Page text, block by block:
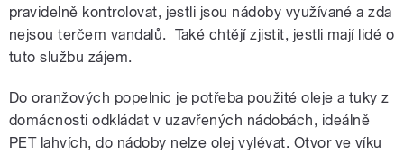
pravidelně kontrolovat, jestli jsou nádoby využívané a zda
nejsou terčem vandalů. Také chtějí zjistit, jestli mají lidé o
tuto službu zájem.
Do oranžových popelnic je potřeba použité oleje a tuky z
domácnosti odkládat v uzavřených nádobách, ideálně
PET lahvích, do nádoby nelze olej vylévat. Otvor ve víku